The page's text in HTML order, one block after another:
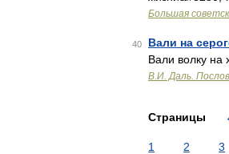
Большая
40 Вали на
Вали волку
В.И. Даль.
Страницы
1 2 3